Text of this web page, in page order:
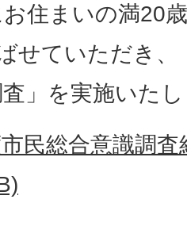
お住まいの満20
せていただき、
」を実施いた
民総合意識調